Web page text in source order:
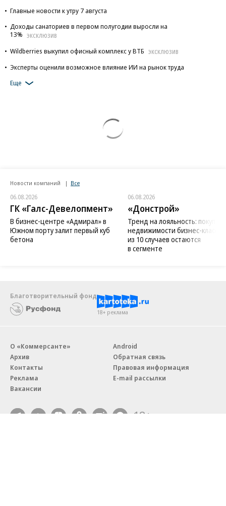
Главные новости к утру 7 августа
Доходы санаториев в первом полугодии выросли на
13%
ЭКСКЛЮЗИВ
Wildberries выкупил офисный комплекс у ВТБ ЭКСКЛЮЗИВ
Эксперты оценили возможное влияние ИИ на рынок труда
Еще
Новости компаний Все
06.08.2026
ГК «Галс-Девелопмент»
В бизнес-центре «Адмирал» в
Южном порту залит первый куб
бетона
06.08.2026
«Донстрой»
Тренд на лояльность:
недвижимости бизнес-класса
из 10 случаев остаются
в сегменте
Благотворительный фонд
18+ реклама
О «Коммерсанте»
Архив
Контакты
Реклама
Вакансии
Android
Обратная связь
Правовая информация
E-mail рассылки
18+